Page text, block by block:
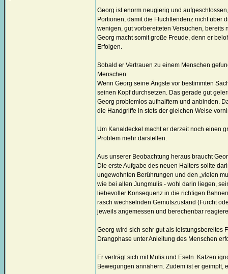
Georg ist enorm neugierig und
Portionen, damit die Fluchttendenz nicht über
wenigen, gut vorbereiteten Versuchen,
Georg macht somit große Freude, denn er
Erfolgen.
Sobald er Vertrauen zu einem Menschen
Menschen.
Wenn Georg seine Ängste vor bestimmten
seinen Kopf durchsetzen. Das gerade gut
Georg problemlos aufhalftern und anbinden.
die Handgriffe in stets der gleichen Weise
Um Kanaldeckel macht er derzeit noch einen
Problem mehr darstellen.
Aus unserer Beobachtung heraus braucht
Die erste Aufgabe des neuen Halters sollte
ungewohnten Berührungen und den „vielen
wie bei allen Jungmulis - wohl darin liegen,
liebevoller Konsequenz in die richtigen
rasch wechselnden Gemütszustand (Furcht
jeweils angemessen und berechenbar
Georg wird sich sehr gut als leistungsbereites
Drangphase unter Anleitung des Menschen
Er verträgt sich mit Mulis und Eseln. Katzen
Bewegungen annähern. Zudem ist er